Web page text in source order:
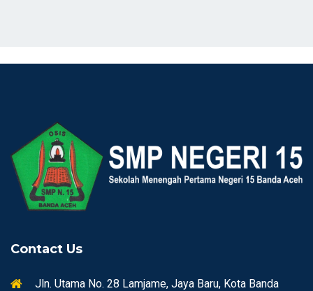
Contact Us
Jln. Utama No. 28 Lamjame, Jaya Baru, Kota Banda